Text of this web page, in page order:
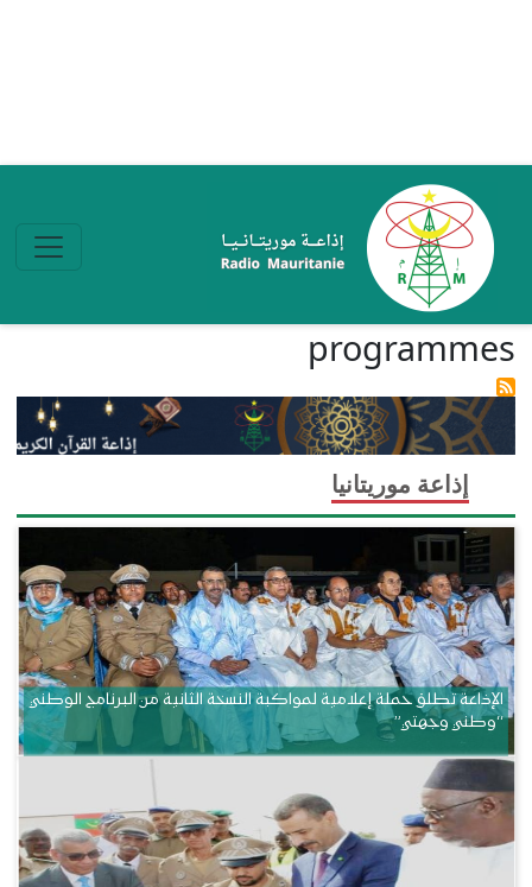
programmes
إذاعة موريتانيا
الإذاعة تطلق حملة إعلامية لمواكبة النسخة الثانية من البرنامج الوطني
“وطني وجهتي”